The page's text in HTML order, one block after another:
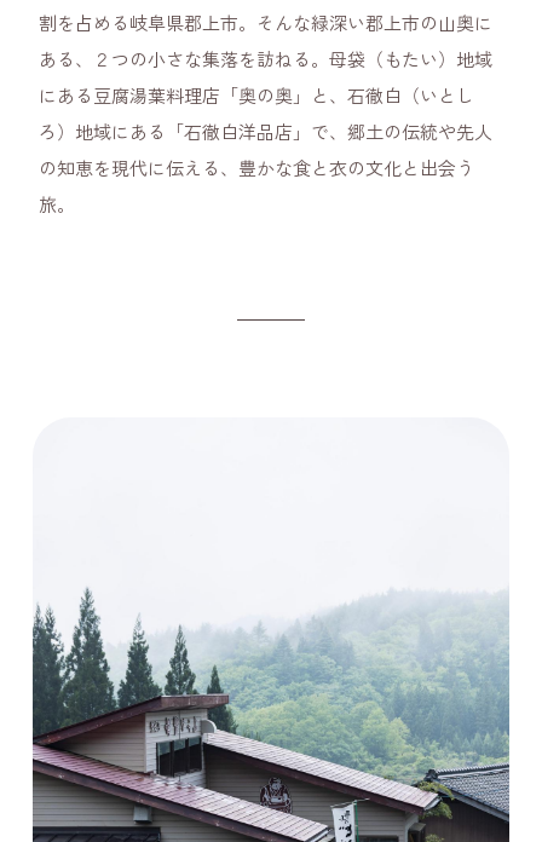
割を占める岐阜県郡上市。そんな緑深い郡上市の山奥に
ある、２つの小さな集落を訪ねる。母袋（もたい）地域
にある豆腐湯葉料理店「奥の奥」と、石徹白（いとし
ろ）地域にある「石徹白洋品店」で、郷土の伝統や先人
の知恵を現代に伝える、豊かな食と衣の文化と出会う
旅。